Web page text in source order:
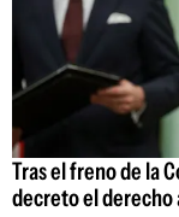
Tras el freno de la
decreto el derecho